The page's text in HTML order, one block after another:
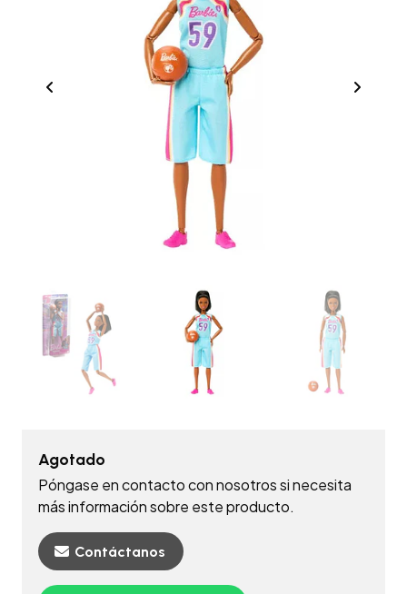
Agotado
Póngase en contacto con nosotros si necesita
más información sobre este producto.
Contáctanos